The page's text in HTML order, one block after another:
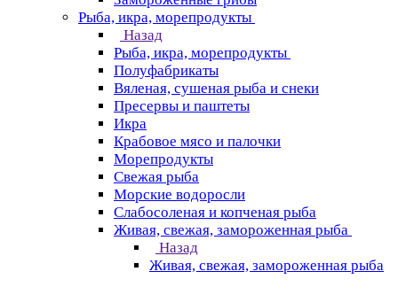
Рыба, икра, морепродукты
Назад
Рыба, икра, морепродукты
Полуфабрикаты
Вяленая, сушеная рыба и снеки
Пресервы и паштеты
Икра
Крабовое мясо и палочки
Морепродукты
Свежая рыба
Морские водоросли
Слабосоленая и копченая рыба
Живая, свежая, замороженная рыба
Назад
Живая, свежая, замороженная рыба